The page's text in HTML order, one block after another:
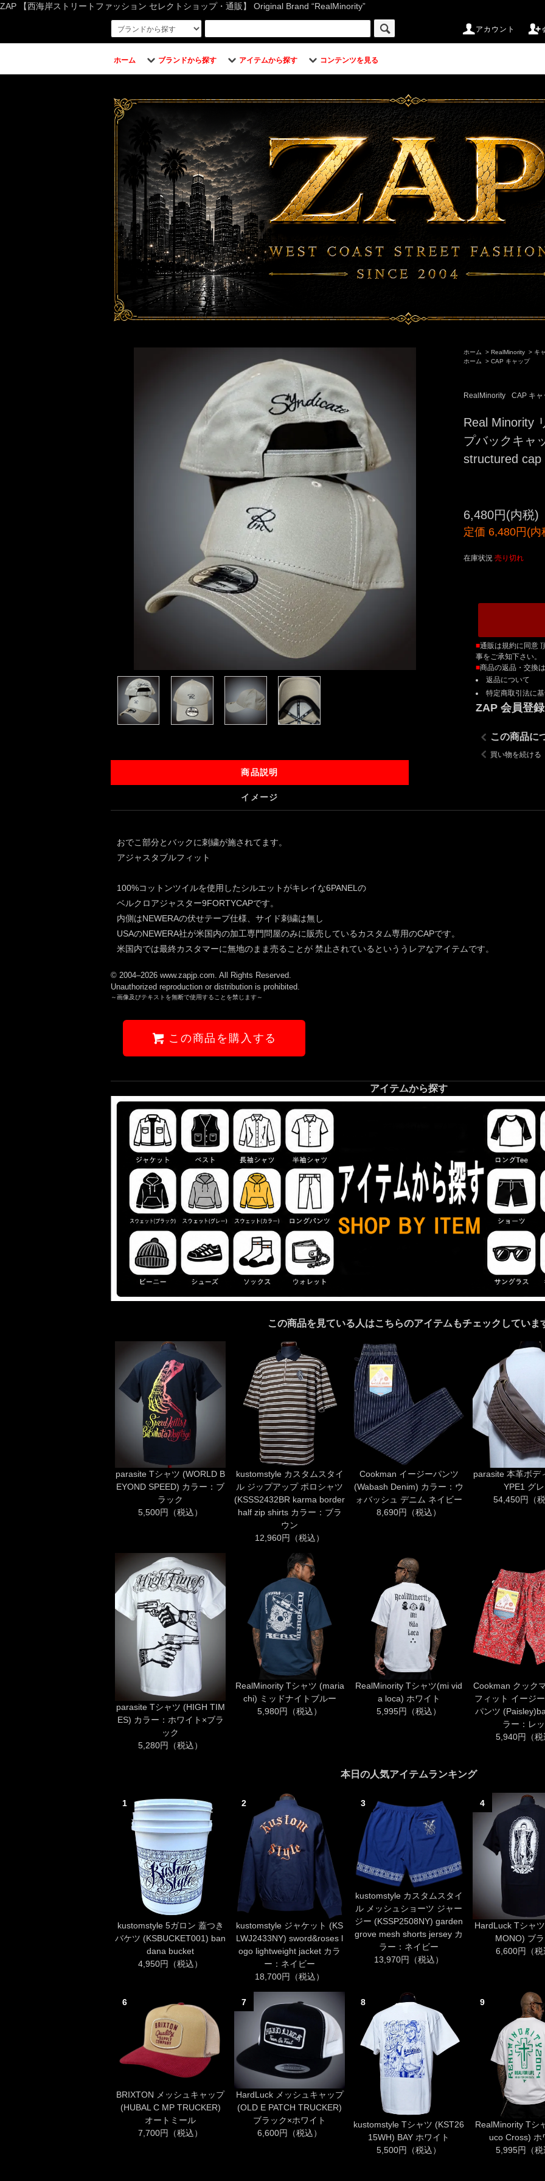
ZAP 【西海岸ストリートファッション セレクトショップ・通販】 Original Brand “RealMinority”
アカウント
ホーム ブランドから探す アイテムから探す コンテンツを見る
ホーム > RealMinority > キ
ホーム
> CAP キャップ
RealMinority CAP キャ
Real Minority
プバックキャ
structured
6,480円(内税)
定価 6,480円(内
在庫状況 売り切れ
■通販は規約に同意
事をご承知下さい。
■商品の返品・交換
返品について
特定商取引法に
ZAP 会員登
この商品に
買い物を続ける
商品説明
イメージ
おでこ部分とバックに刺繍が施されてます。
アジャスタブルフィット
100%コットンツイルを使用したシルエットがキレイな6PANELの
ベルクロアジャスター9FORTYCAPです。
内側はNEWERAの伏せテープ仕様、サイド刺繍は無し
USAのNEWERA社が米国内の加工専門問屋のみに販売しているカスタム専用のCAPです。
米国内では最終カスタマーに無地のまま売ることが 禁止されているといううレアなアイテムです。
© 2004–2026 www.zapjp.com. All Rights Reserved.
Unauthorized reproduction or distribution is prohibited.
～画像及びテキストを無断で使用することを禁じます～
この商品を購入する
アイテムから探す
この商品を見ている人はこちらのアイテムもチェックしていま
parasite Tシャツ (WORLD B
EYOND SPEED) カラー：ブ
ラック
5,500円（税込）
kustomstyle カスタムスタイ
ル ジップアップ ポロシャツ
(KSSS2432BR karma border
half zip shirts カラー：ブラ
ウン
12,960円（税込）
Cookman イージーパンツ
(Wabash Denim) カラー：ウ
ォバッシュ デニム ネイビー
8,690円（税込）
parasite 本革ボデ
YPE1 グ
54,450円（
parasite Tシャツ (HIGH TIM
ES) カラー：ホワイト×ブラ
ック
5,280円（税込）
RealMinority Tシャツ (maria
chi) ミッドナイトブルー
5,980円（税込）
RealMinority Tシャツ(mi vid
a loca) ホワイト
5,995円（税込）
Cookman クック
フィット イージ
パンツ
ラー：レ
5,940円（税
本日の人気アイテムランキング
1
kustomstyle 5ガロン 蓋つき
バケツ (KSBUCKET001) ban
dana bucket
4,950円（税込）
2
kustomstyle ジャケット (KS
LWJ2433NY) sword&roses l
ogo lightweight jacket カラ
ー：ネイビー
18,700円（税込）
3
kustomstyle カスタムスタイ
ル メッシュショーツ ジャー
ジー (KSSP2508NY) garden
grove mesh shorts jersey カ
ラー：ネイビー
13,970円（税込）
4
HardLuck Tシャ
MONO) ブ
6,600円（税
6
BRIXTON メッシュキャップ
(HUBAL C MP TRUCKER)
オートミール
7,700円（税込）
7
HardLuck メッシュキャップ
(OLD E PATCH TRUCKER)
ブラック×ホワイト
6,600円（税込）
8
kustomstyle Tシャツ (KST26
15WH) BAY ホワイト
5,500円（税込）
9
RealMinority Tシ
uco Cross) ホ
5,995円（税